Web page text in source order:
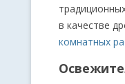
в качестве
комнатных